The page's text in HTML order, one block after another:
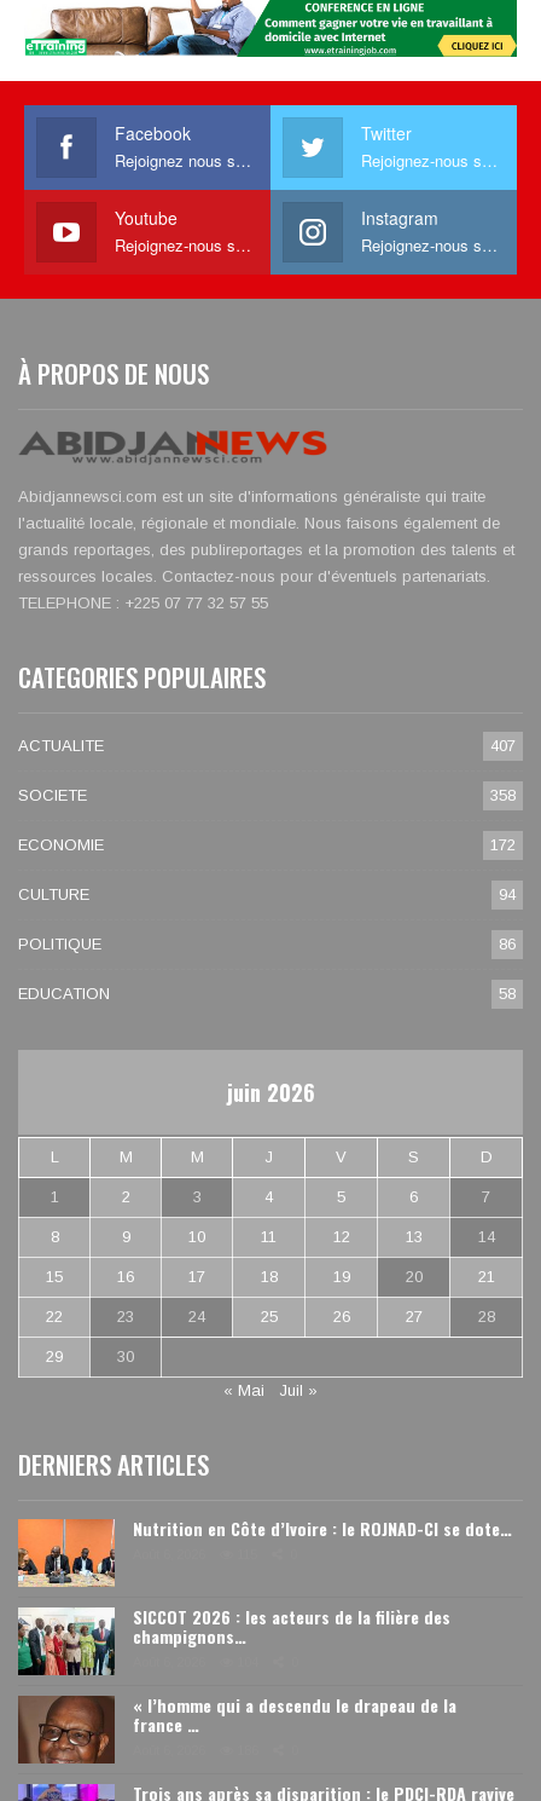
Facebook
Rejoignez nous sur facebook
Twitter
Rejoignez-nous sur Twitter
Youtube
Rejoignez-nous sur Youtube
Instagram
Rejoignez-nous sur Instagram
À PROPOS DE NOUS
Abidjannewsci.com est un site d'informations généraliste qui traite
l'actualité locale, régionale et mondiale. Nous faisons également de
grands reportages, des publireportages et la promotion des talents et
ressources locales. Contactez-nous pour d'éventuels partenariats.
TELEPHONE : +225 07 77 32 57 55
CATEGORIES POPULAIRES
ACTUALITE 407
SOCIETE 358
ECONOMIE 172
CULTURE 94
POLITIQUE 86
EDUCATION 58
juin 2026
L M M J V S D
1 2 3 4 5 6 7
8 9 10 11 12 13 14
15 16 17 18 19 20 21
22 23 24 25 26 27 28
29
30
« Mai
Juil »
DERNIERS ARTICLES
Nutrition en Côte d’Ivoire : le ROJNAD-CI se dote…
SICCOT 2026 : les acteurs de la filière des
champignons…
« l’homme qui a descendu le drapeau de la
france …
Trois ans après sa disparition : le PDCI-RDA ravive